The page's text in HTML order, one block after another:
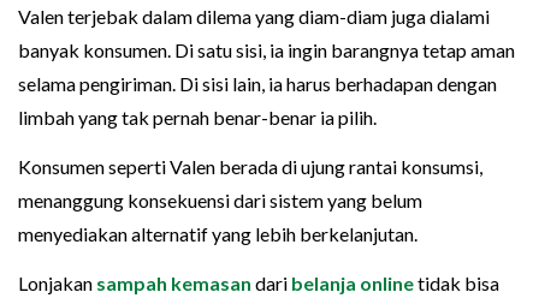
Valen terjebak dalam dilema yang diam-diam juga dialami
banyak konsumen. Di satu sisi, ia ingin barangnya tetap aman
selama pengiriman. Di sisi lain, ia harus berhadapan dengan
limbah yang tak pernah benar-benar ia pilih.
Konsumen seperti Valen berada di ujung rantai konsumsi,
menanggung konsekuensi dari sistem yang belum
menyediakan alternatif yang lebih berkelanjutan.
Lonjakan sampah kemasan dari belanja onlinetidak bisa